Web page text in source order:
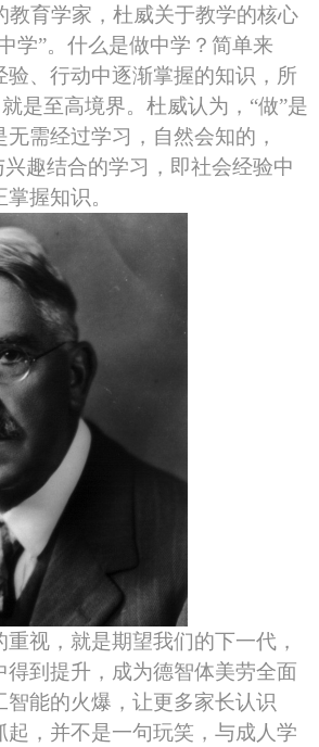
教育学家，杜威关于教学的核心
学”。什么是做中学？简单来
验、行动中逐渐掌握的知识，所
是至高境界。杜威认为，“做”是
需经过学习，自然会知的，
兴趣结合的学习，即社会经验中
握知识。
重视，就是期望我们的下一代，
得到提升，成为德智体美劳全面
智能的火爆，让更多家长认识
起，并不是一句玩笑，与成人学